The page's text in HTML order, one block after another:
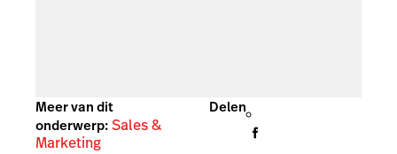
Meer van dit
onderwerp:Sales &
Marketing
Delen